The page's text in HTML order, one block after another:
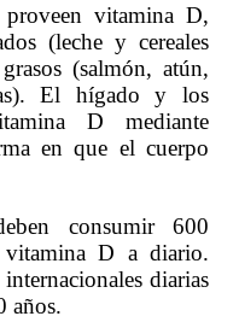
vitamina D,
(leche y cereales
(salmón, atún,
El hígado y los
D mediante
en que el cuerpo
consumir 600
vitamina D a diario.
diarias
años.